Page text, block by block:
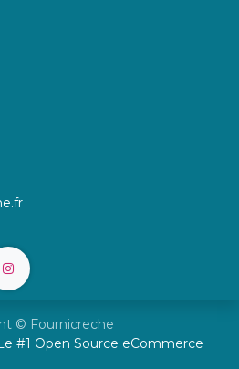
© Fournicreche
#1 Open Source eCommerce